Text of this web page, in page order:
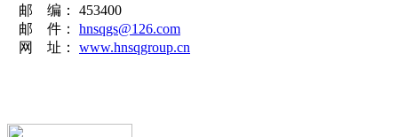
邮 编： 453400
邮 件： hnsqgs@126.com
网 址： www.hnsqgroup.cn